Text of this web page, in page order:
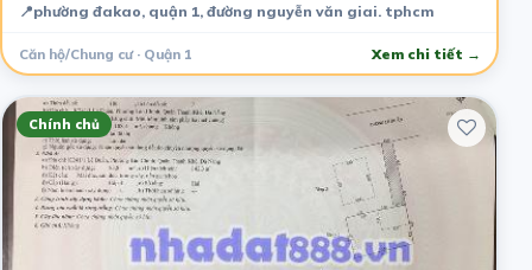
📍phường đakao, quận 1, đường nguyễn văn giai. tphcm
Căn hộ/Chung cư · Quận 1 Xem chi tiết →
Chính chủ